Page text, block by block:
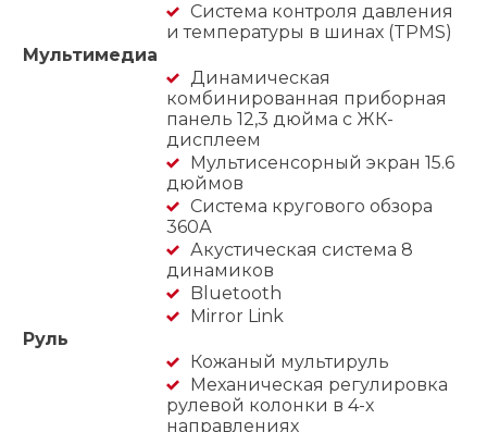
Система контроля давления
и температуры в шинах (TPMS)
Мультимедиа
Динамическая
комбинированная приборная
панель 12,3 дюйма с ЖК-
дисплеем
Мультисенсорный экран 15.6
дюймов
Система кругового обзора
360А
Акустическая система 8
динамиков
Bluetooth
Mirror Link
Руль
Кожаный мультируль
Механическая регулировка
рулевой колонки в 4-х
направлениях